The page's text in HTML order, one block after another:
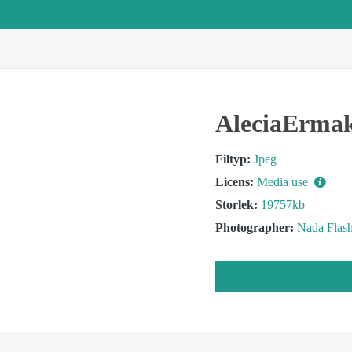
Filtyp: Jpeg
Licens: Media use
Storlek: 19757kb
Photographer: Nada Flash